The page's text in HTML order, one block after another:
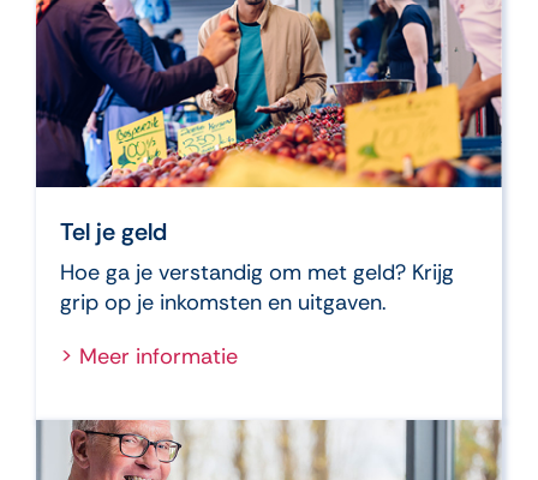
Tel je geld
Hoe ga je verstandig om met geld? Krijg
grip op je inkomsten en uitgaven.
> Meer informatie